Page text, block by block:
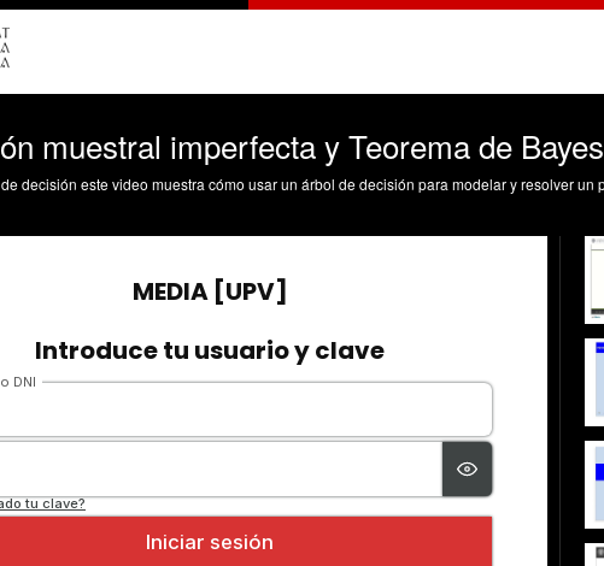
muestral imperfecta y Teorema de Bayes